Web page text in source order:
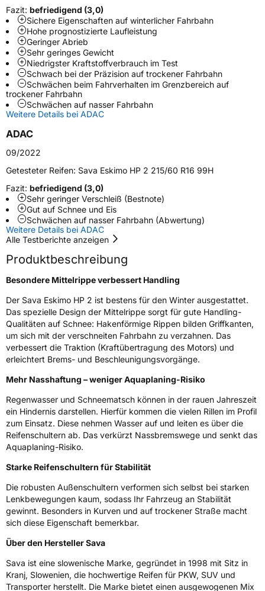
ModellnameEskimo HP 2
FahrzeugartPKW & SUV
Weitere Eigenschaften
SchlauchtypTL
ZustandNeureifen
M+SJa
EffizienzB
NasshaftungC
Rollgeräusch (Klasse)B
3PMSF / Schneeflockensymbol / Alpine-SymbolJa
EisgripNein
EPREL ID 610080
HerstellerkontaktGoodyear S.A. Innovation Center, Avenue
Gordon Smith 7750 Colmar-Berg Luxemburg,
www.goodyear.eu
Fazit: befriedigend (3,0)
Sichere Eigenschaften auf winterlicher Fahrbahn
Hohe prognostizierte Laufleistung
Geringer Abrieb
Sehr geringes Gewicht
Niedrigster Kraftstoffverbrauch im Test
Schwach bei der Präzision auf trockener Fahrbahn
Schwächen beim Fahrverhalten im Grenzbereich auf
trockener Fahrbahn
Schwächen auf nasser Fahrbahn
Weitere Details bei ADAC
ADAC
09/2022
Getesteter Reifen: Sava Eskimo HP 2 215/60 R16 99H
Fazit: befriedigend (3,0)
Sehr geringer Verschleiß (Bestnote)
Gut auf Schnee und Eis
Schwächen auf nasser Fahrbahn (Abwertung)
Weitere Details bei ADAC
Alle Testberichte anzeigen
Produktbeschreibung
Besondere Mittelrippe verbessert Handling
Der Sava Eskimo HP 2 ist bestens für den Winter ausgestattet.
Das spezielle Design der Mittelrippe sorgt für gute Handling-
Qualitäten auf Schnee: Hakenförmige Rippen bilden Griffkanten,
um sich mit der verschneiten Fahrbahn zu verzahnen. Das
verbessert die Traktion (Kraftübertragung des Motors) und
erleichtert Brems- und Beschleunigungsvorgänge.
Mehr Nasshaftung – weniger Aquaplaning-Risiko
Regenwasser und Schneematsch können in der rauen Jahreszeit
ein Hindernis darstellen. Hierfür kommen die vielen Rillen im Profil
zum Einsatz. Diese nehmen Wasser auf und leiten es über die
Reifenschultern ab. Das verkürzt Nassbremswege und senkt das
Aquaplaning-Risiko.
Starke Reifenschultern für Stabilität
Die robusten Außenschultern verformen sich selbst bei starken
Lenkbewegungen kaum, sodass Ihr Fahrzeug an Stabilität
gewinnt. Besonders in Kurven und auf trockener Straße macht
sich diese Eigenschaft bemerkbar.
Über den Hersteller Sava
Sava ist eine slowenische Marke, gegründet in 1998 mit Sitz in
Kranj, Slowenien, die hochwertige Reifen für PKW, SUV und
Transporter herstellt. Die Marke bietet einen ausgewogenen Mix